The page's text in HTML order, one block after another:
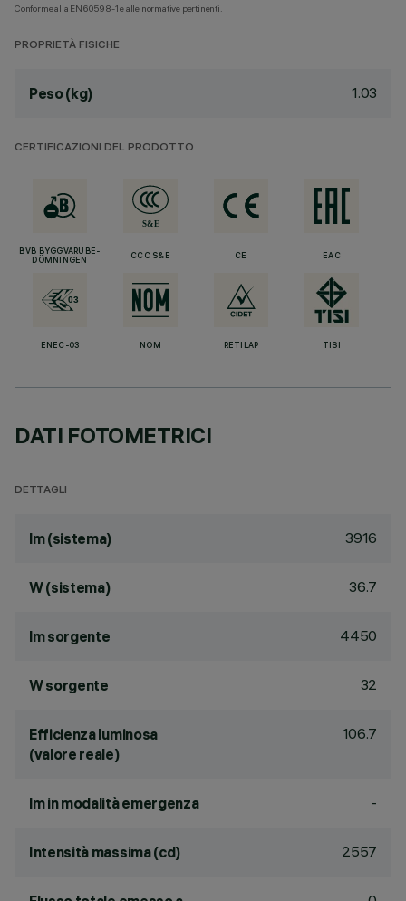
Conforme alla EN60598-1 e alle normative pertinenti.
PROPRIETÀ FISICHE
Peso (kg) 1.03
CERTIFICAZIONI DEL PRODOTTO
BVB BYGGVARUBE-
DÖMNINGEN
CCC S&E CE EAC
ENEC-03 NOM RETILAP TISI
DATI FOTOMETRICI
DETTAGLI
lm (sistema) 3916
W (sistema) 36.7
lm sorgente 4450
W sorgente 32
Efficienza luminosa
(valore reale)
106.7
lm in modalità emergenza -
Intensità massima (cd) 2557